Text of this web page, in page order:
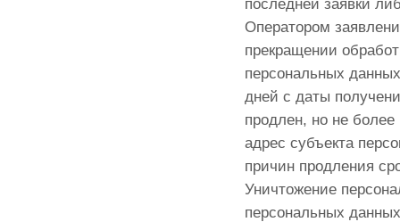
последней заявки
Оператором
прекращении
персональных
дней с даты
продлен, но не
адрес субъекта
причин продления
Уничтожение
персональных